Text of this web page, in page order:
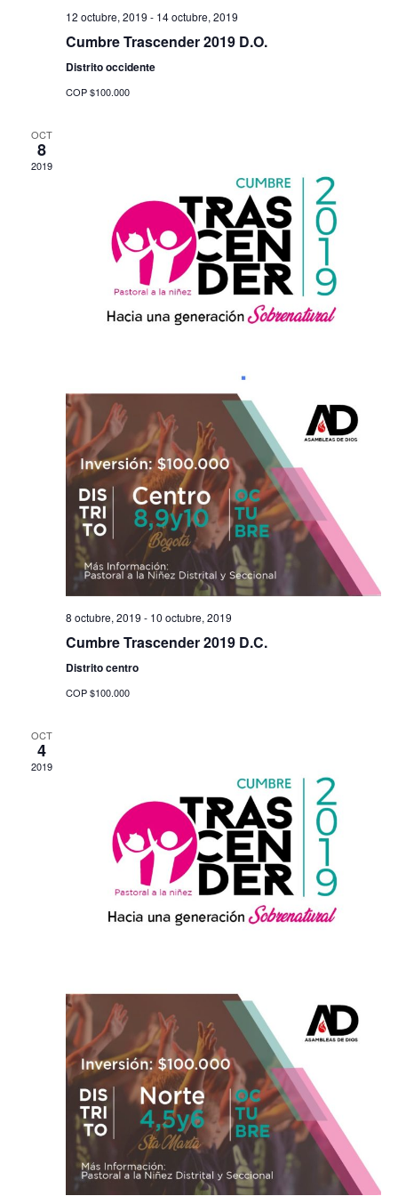
12 octubre, 2019 - 14 octubre, 2019
Cumbre Trascender 2019 D.O.
Distrito occidente
COP $100.000
OCT
8
2019
8 octubre, 2019 - 10 octubre, 2019
Cumbre Trascender 2019 D.C.
Distrito centro
COP $100.000
OCT
4
2019
NACIONAL
AVANZA
PASTORALES
Pastoral Familias
Pastoral Educación
Pastoral Recursos
Pastoral Pentecostal
Pastoral Social
Pastoral A La Niñez
Pastoral Mujeres En
Pastoral Juvenil Revive
Pastoral HDM
BUSCAR
DINAMIS
SEMINARIO
BIBLICO
SEDE VIRTUAL
NOSOTROS
LOGIN